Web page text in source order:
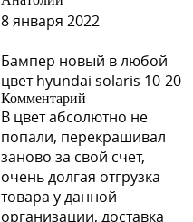
8 января 2022
Бампер новый в любой
цвет hyundai solaris 10-20
Комментарий
В цвет абсолютно не
попали, перекрашивал
заново за свой счет,
очень долгая отгрузка
товара у данной
организации, доставка